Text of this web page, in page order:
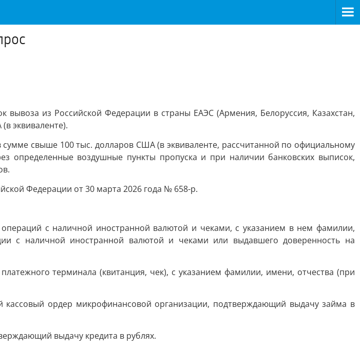
вывоза из Российской Федерации в страны ЕАЭС (Армения, Белоруссия, Казахстан,
эквиваленте).
свыше 100 тыс. долларов США (в эквиваленте, рассчитанной по официальному
определенные воздушные пункты пропуска и при наличии банковских выписок,
Федерации от 30 марта 2026 года № 658-р.
с наличной иностранной валютой и чеками, с указанием в нем фамилии,
с наличной иностранной валютой и чеками или выдавшего доверенность на
терминала (квитанция, чек), с указанием фамилии, имени, отчества (при
ордер микрофинансовой организации, подтверждающий выдачу займа в
выдачу кредита в рублях.